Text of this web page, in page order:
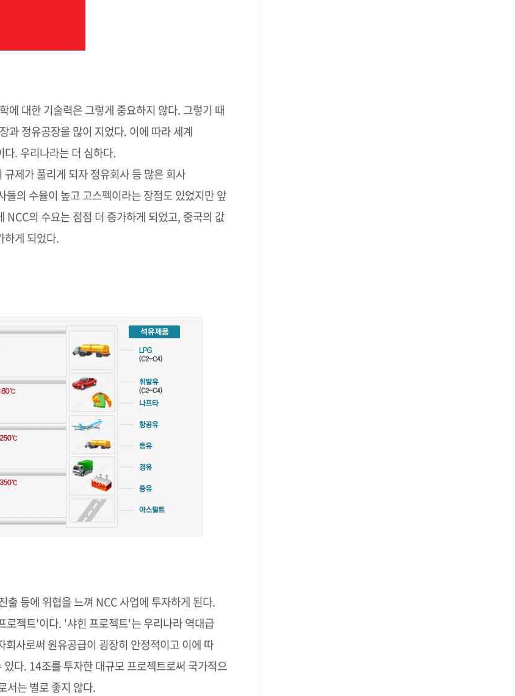
에 대한 기술력은 그렇게 중요하지 않다. 그렇기 때
과 정유공장을 많이 지었다. 이에 따라 세계
. 우리나라는 더 심하다.
제가 풀리게 되자 정유회사 등 많은 회사
의 수율이 높고 고스펙이라는 장점도 있었지만 앞
의 수요는 점점 더 증가하게 되었고, 중국의 값
하게 되었다.
등에 위협을 느껴 NCC 사업에 투자하게 된다.
젝트'이다. '샤힌 프로젝트'는 우리나라 역대급
사로써 원유공급이 굉장히 안정적이고 이에 따
다. 14조를 투자한 대규모 프로젝트로써 국가적으
서는 별로 좋지 않다.